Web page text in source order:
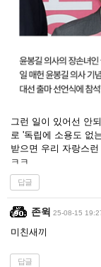
그런 일이 있어선 안
로 '독립에 소용도 없
받으면 우리 자랑스
ㅋㅋ
답글
존윅 25-08-15
미친새끼
답글